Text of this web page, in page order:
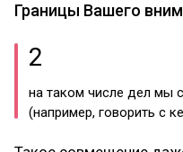
Границы Вашего
2
на таком числе дел мы
(например, говорить с